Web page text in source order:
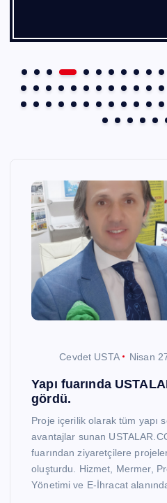
Cevdet USTA Nisan
Yapı fuarında
gördü.
Proje içerilik olarak tüm yapı
avantajlar sunan
fuarından ziyaretçilere
oluşturdu. Hizmet, Mermer,
Yönetimi ve E-İhracat